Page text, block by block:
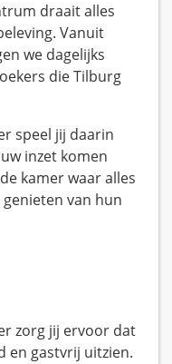
draait alles
Vanuit
we dagelijks
die Tilburg
speel jij daarin
inzet komen
kamer waar alles
van hun
zorg jij ervoor dat
en gastvrij uitzien.